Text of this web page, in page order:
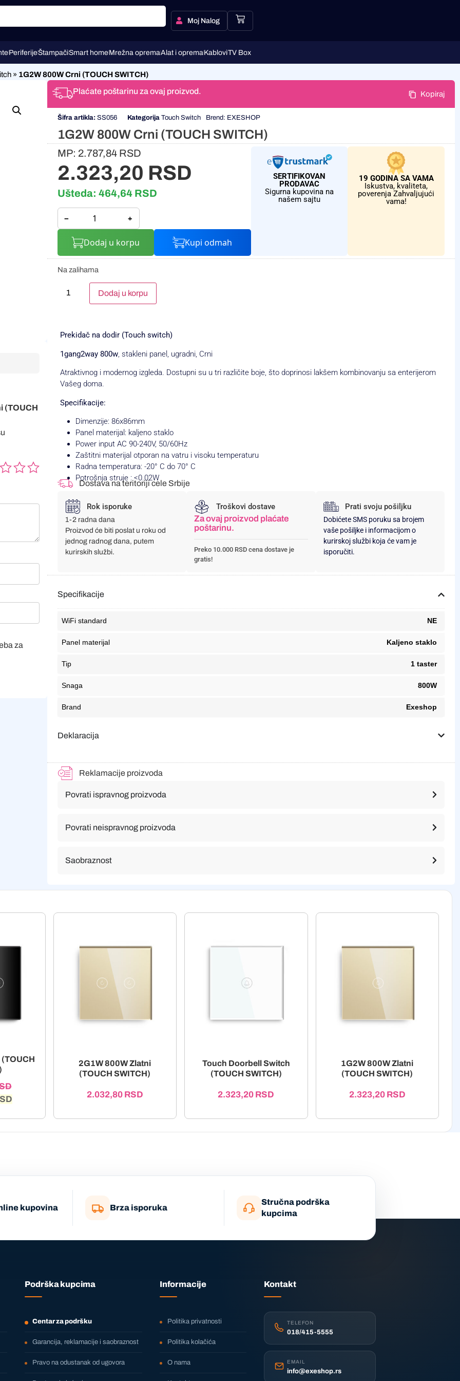
Moj Nalog
PeriferijeŠtampačiSmart homeMrežna opremaAlat i opremaKabloviTV Box
» 1G2W 800W Crni (TOUCH SWITCH)
(TOUCH
za
Plaćate poštarinu za ovaj proizvod. Kopiraj
Šifra artikla: SS056 Kategorija Touch Switch Brend: EXESHOP
1G2W 800W Crni (TOUCH SWITCH)
MP: 2.787,84 RSD
2.323,20 RSD
Ušteda: 464,64 RSD
− +
Dodaj u korpu Kupi odmah
SERTIFIKOVAN
PRODAVAC
Sigurna kupovina na
našem sajtu
19 GODINA SA VAMA
Iskustva, kvaliteta,
poverenja Zahvaljujući
vama!
Na zalihama
Dodaj u korpu
Prekidač na dodir (Touch switch)
1gang2way 800w, stakleni panel, ugradni, Crni
Atraktivnog i modernog izgleda. Dostupni su u tri različite boje, što doprinosi lakšem kombinovanju sa enterijerom
Vašeg doma.
Specifikacije:
Dimenzije: 86x86mm
Panel materijal: kaljeno staklo
Power input AC 90-240V, 50/60Hz
Zaštitni materijal otporan na vatru i visoku temperaturu
Radna temperatura: -20° C do 70° C
Potrošnja struje : <0.02W
Dostava na teritoriji cele Srbije
Rok isporuke
1-2 radna dana
Proizvod će biti poslat u roku od
jednog radnog dana, putem
kurirskih službi.
Troškovi dostave
Za ovaj proizvod plaćate
poštarinu.
Preko 10.000 RSD cena dostave je
gratis!
Prati svoju pošiljku
Dobićete SMS poruku sa brojem
vaše pošiljke i informacijom o
kurirskoj službi koja će vam je
isporučiti.
Specifikacije
WiFi standard NE
Panel materijal Kaljeno staklo
Tip 1 taster
Snaga 800W
Brand Exeshop
Deklaracija
Reklamacije proizvoda
Povrati ispravnog proizvoda
Povrati neispravnog proizvoda
Saobraznost
2G1W 800W Zlatni
(TOUCH SWITCH)
2.032,80 RSD
Touch Doorbell Switch
(TOUCH SWITCH)
2.323,20 RSD
1G2W 800W Zlatni
(TOUCH SWITCH)
2.323,20 RSD
kupovina Brza isporuka
Stručna podrška
kupcima
Podrška kupcima
Centar za podršku
Garancija, reklamacije i saobraznost
Pravo na odustanak od ugovora
Informacije
Politika privatnosti
Politika kolačića
O nama
Kontakt
TELEFON
018/415-5555
EMAIL
info@exeshop.rs